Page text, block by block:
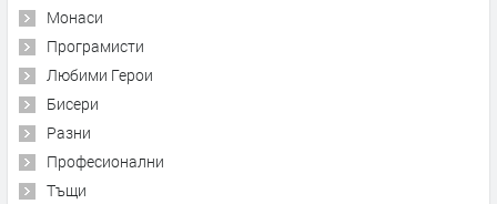
Монаси
Програмисти
Любими Герои
Бисери
Разни
Професионални
Тъщи